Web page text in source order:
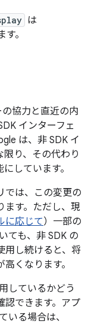
は
。
協力と直近の内
インターフェ
は、非 SDK イ
り、その代わり
しています。
では、この変更の
ます。ただし、現
に応じて）一部の
ても、非 SDK の
用し続けると、将
くなります。
しているかどう
認できます。アプ
いる場合は、